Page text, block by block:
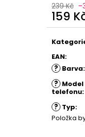
239 Kč
159
Měrná
EAN:
? Barva:
? Model
telefonu:
? Typ:
Položka